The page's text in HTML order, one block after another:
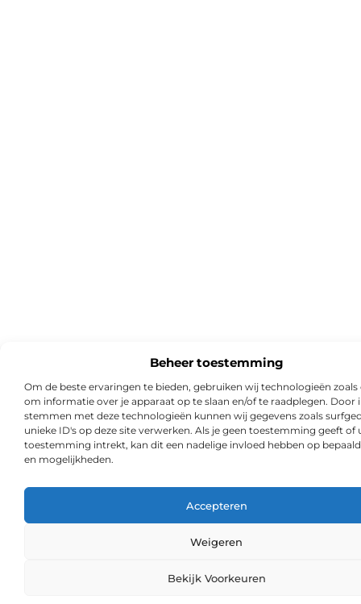
Beheer toestemming
Om de beste ervaringen te bieden, gebruiken wij technologieën zoals
om informatie over je apparaat op te slaan en/of te raadplegen. Door
stemmen met deze technologieën kunnen wij gegevens zoals
unieke ID's op deze site verwerken. Als je geen toestemming geeft of
toestemming intrekt, kan dit een nadelige invloed hebben op
en mogelijkheden.
Accepteren
Weigeren
Bekijk Voorkeuren